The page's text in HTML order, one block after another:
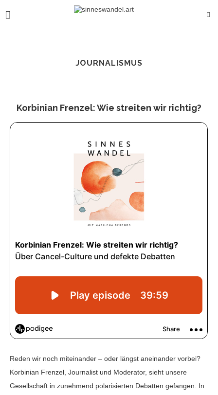
JOURNALISMUS
Korbinian Frenzel: Wie streiten wir richtig?
Reden wir noch miteinander – oder längst aneinander vorbei?
Korbinian Frenzel, Journalist und Moderator, sieht unsere
Gesellschaft in zunehmend polarisierten Debatten gefangen. In